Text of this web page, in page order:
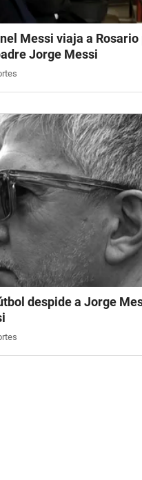
Messi viaja a Rosario
Jorge Messi
despide a Jorge